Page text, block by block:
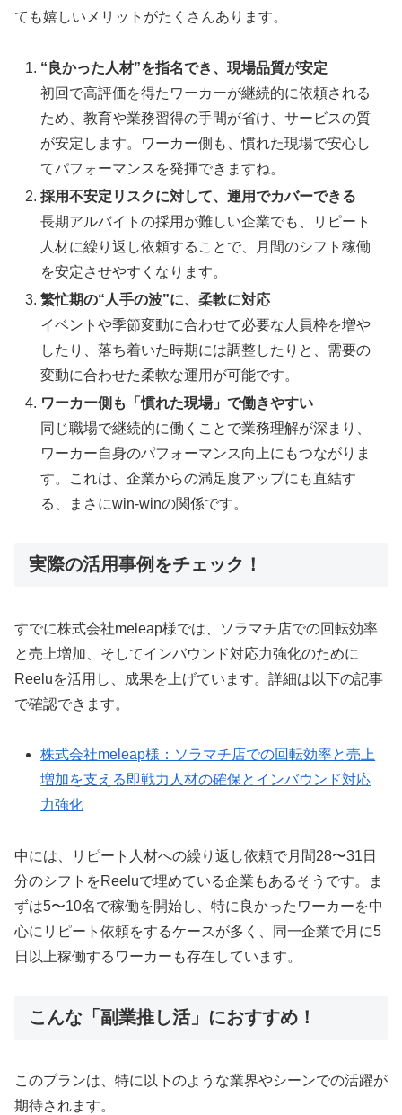
ても嬉しいメリットがたくさんあります。
“良かった人材”を指名でき、現場品質が安定
初回で高評価を得たワーカーが継続的に依頼される
ため、教育や業務習得の手間が省け、サービスの質
が安定します。ワーカー側も、慣れた現場で安心し
てパフォーマンスを発揮できますね。
採用不安定リスクに対して、運用でカバーできる
長期アルバイトの採用が難しい企業でも、リピート
人材に繰り返し依頼することで、月間のシフト稼働
を安定させやすくなります。
繁忙期の“人手の波”に、柔軟に対応
イベントや季節変動に合わせて必要な人員枠を増や
したり、落ち着いた時期には調整したりと、需要の
変動に合わせた柔軟な運用が可能です。
ワーカー側も「慣れた現場」で働きやすい
同じ職場で継続的に働くことで業務理解が深まり、
ワーカー自身のパフォーマンス向上にもつながりま
す。これは、企業からの満足度アップにも直結す
る、まさにwin-winの関係です。
実際の活用事例をチェック！
すでに株式会社meleap様では、ソラマチ店での回転効率
と売上増加、そしてインバウンド対応力強化のために
Reeluを活用し、成果を上げています。詳細は以下の記事
で確認できます。
株式会社meleap様：ソラマチ店での回転効率と売上
増加を支える即戦力人材の確保とインバウンド対応
力強化
中には、リピート人材への繰り返し依頼で月間28〜31日
分のシフトをReeluで埋めている企業もあるそうです。ま
ずは5〜10名で稼働を開始し、特に良かったワーカーを中
心にリピート依頼をするケースが多く、同一企業で月に5
日以上稼働するワーカーも存在しています。
こんな「副業推し活」におすすめ！
このプランは、特に以下のような業界やシーンでの活躍が
期待されます。